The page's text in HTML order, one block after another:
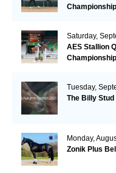
Saturday,
AES Stallion
Tuesday,
The Billy
Monday,
Zonik Plus